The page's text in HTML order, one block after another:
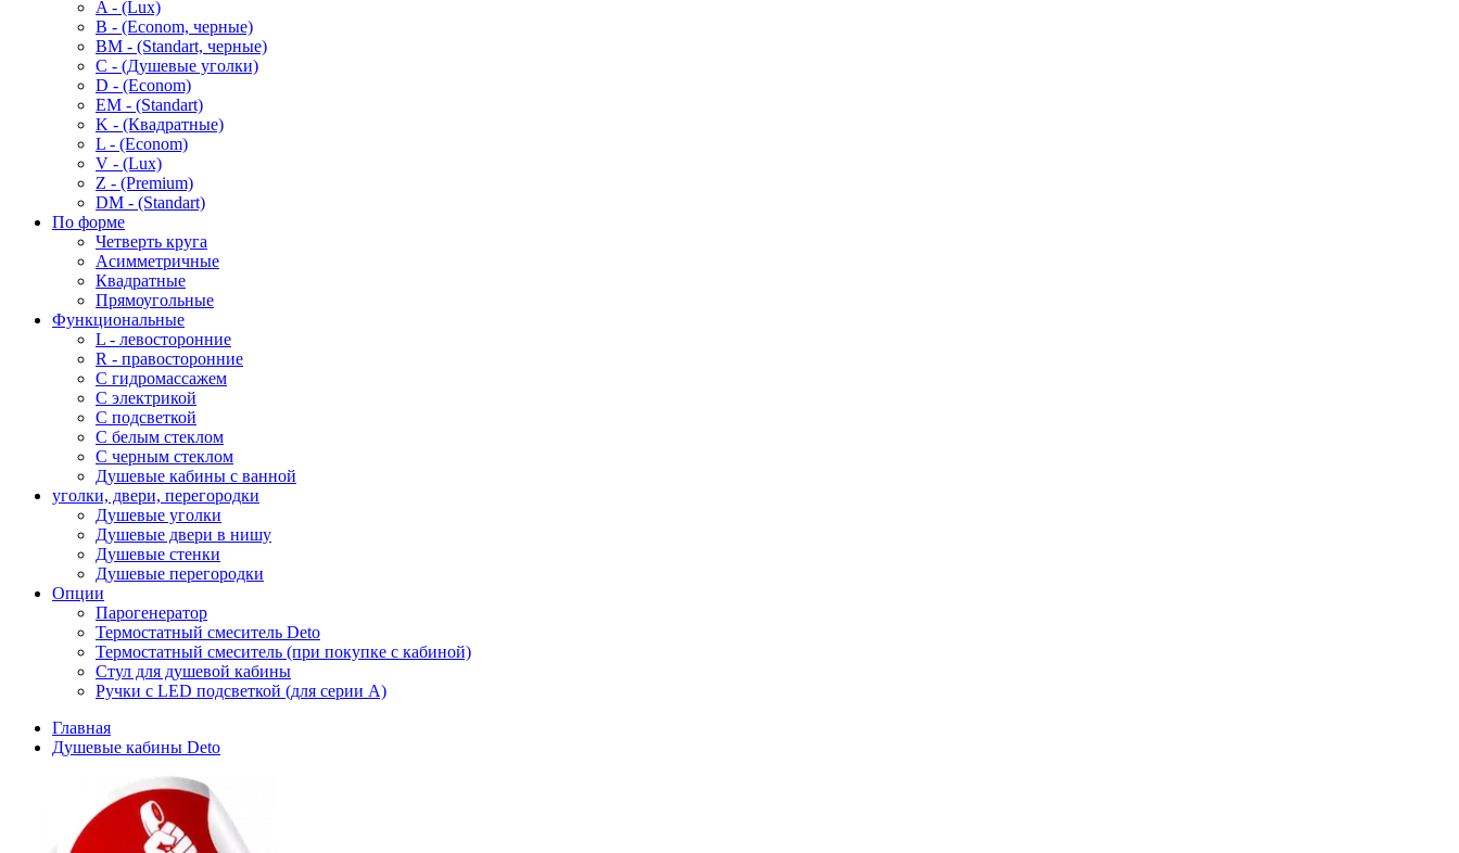
A - (Lux)
B - (Econom, черные)
BM - (Standart, черные)
C - (Душевые уголки)
D - (Econom)
EM - (Standart)
K - (Квадратные)
L - (Econom)
V - (Lux)
Z - (Premium)
DM - (Standart)
По форме
Четверть круга
Асимметричные
Квадратные
Прямоугольные
Функциональные
L - левосторонние
R - правосторонние
С гидромассажем
С электрикой
С подсветкой
С белым стеклом
С черным стеклом
Душевые кабины с ванной
уголки, двери, перегородки
Душевые уголки
Душевые двери в нишу
Душевые стенки
Душевые перегородки
Опции
Парогенератор
Термостатный смеситель Deto
Термостатный смеситель (при покупке с кабиной)
Стул для душевой кабины
Ручки с LED подсветкой (для серии A)
Главная
Душевые кабины Deto